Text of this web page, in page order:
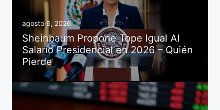
agosto 6, 2026
Sheinbaum Propone Tope Igual Al
Salario Presidencial en 2026 – Quién
Pierde